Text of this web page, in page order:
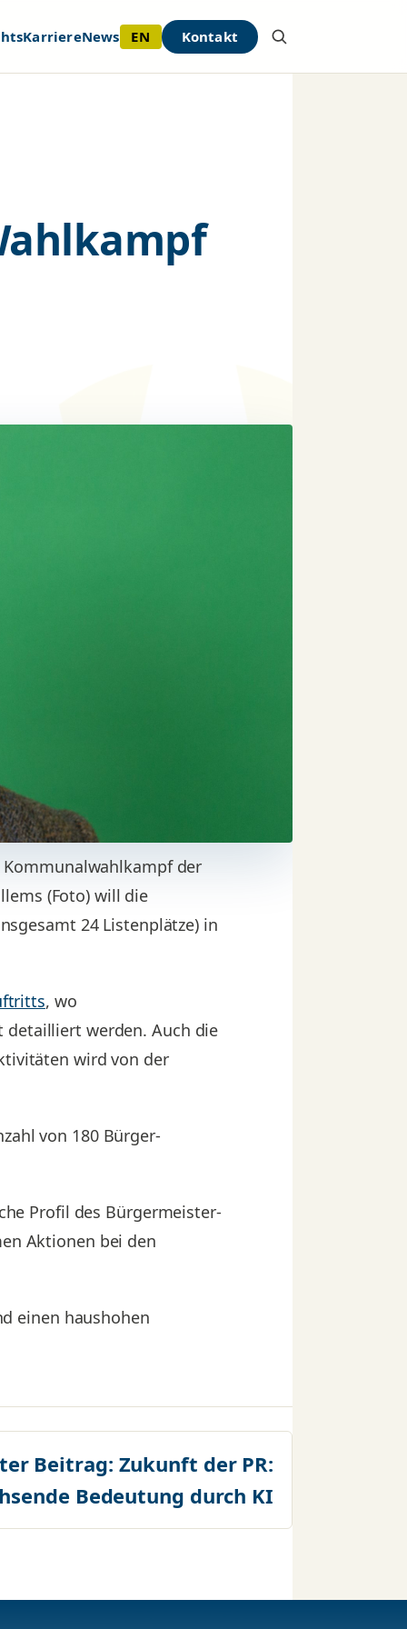
KarriereNews EN Kontakt
Kommunalwahlkampf der
(Foto) will die
24 Listenplätze) in
, wo
werden. Auch die
wird von der
von 180 Bürger-
Profil des Bürgermeister-
Aktionen bei den
einen haushohen
Beitrag: Zukunft der PR:
Bedeutung durch KI